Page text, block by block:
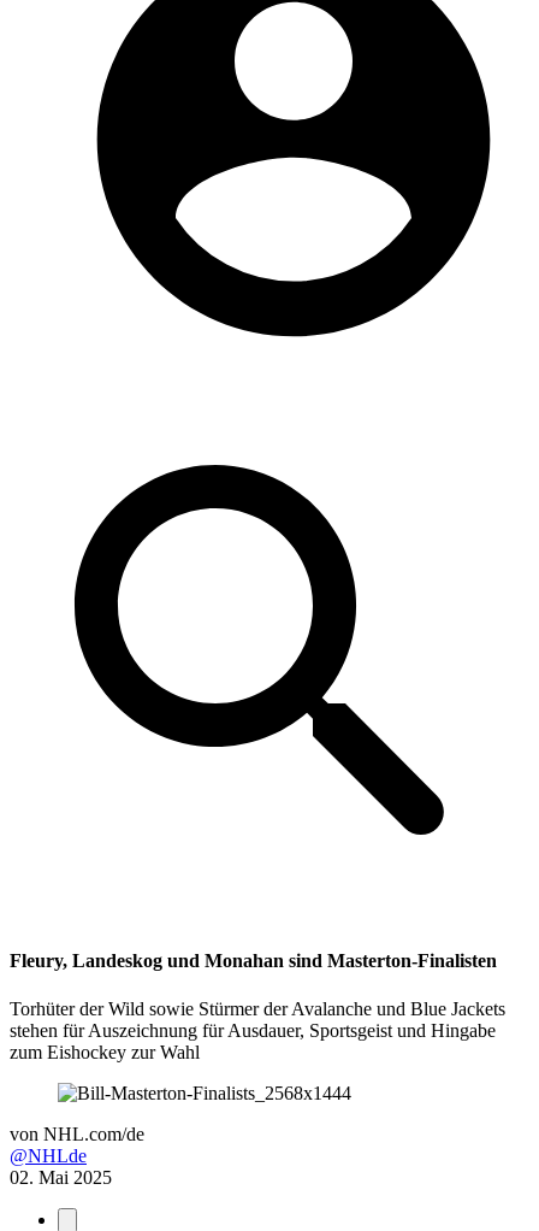
Fleury, Landeskog und Monahan sind Masterton-Finalisten
Torhüter der Wild sowie Stürmer der Avalanche und Blue Jackets
stehen für Auszeichnung für Ausdauer, Sportsgeist und Hingabe
zum Eishockey zur Wahl
von NHL.com/de
@NHLde
02. Mai 2025